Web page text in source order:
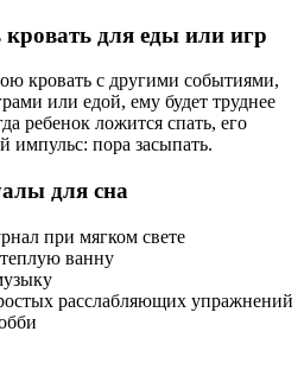
кровать для еды или игр
кровать с другими событиями,
или едой, ему будет труднее
ребенок ложится спать, его
импульс: пора засыпать.
для сна
при мягком свете
ванну
расслабляющих упражнений